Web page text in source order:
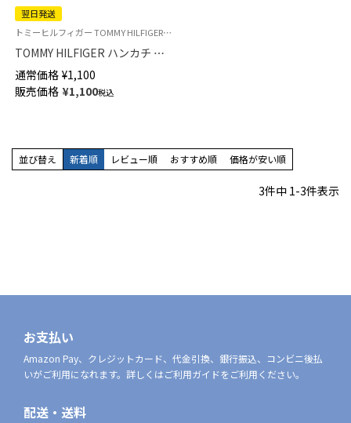
翌日発送
トミーヒルフィガー TOMMY HILFIGER 公式オンラインショップ・正規ライセンス品 メンズ ブランド ハンカチ ギフト プレゼント
TOMMY HILFIGER ハンカチ ド
ット柄 綿100％ メンズ 【365日
最短翌日発送】02582161
通常価格 ¥1,100
販売価格 ¥1,100税込
並び替え 新着順 レビュー順 おすすめ順 価格が安い順
3件中 1-3件表示
お支払い
Amazon Pay、クレジットカード、代金引換、銀行振込、コンビニ後払
いがご利用になれます。詳しくはご利用ガイドをご利用ください。
配送・送料